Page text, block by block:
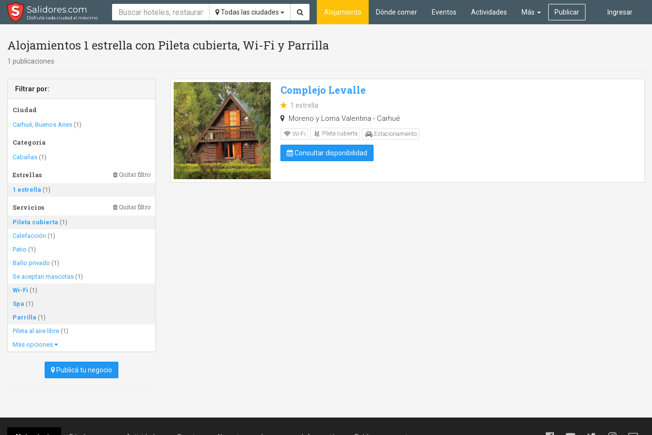
Salidores.com
Disfrutá cada ciudad al máximo
Todas las ciudades Ingresar
Alojamiento Dónde comer Eventos Actividades Más Publicar
Alojamientos 1 estrella con Pileta cubierta, Wi-Fi y Parrilla
1 publicaciones
Filtrar por:
Ciudad
Carhué, Buenos Aires (1)
Categoría
Cabañas (1)
Estrellas Quitar filtro
1 estrella (1)
Servicios Quitar filtro
Pileta cubierta (1)
Calefacción (1)
Patio (1)
Baño privado (1)
Se aceptan mascotas (1)
Wi-Fi (1)
Spa (1)
Parrilla (1)
Pileta al aire libre (1)
Más opciones
Publicá tu negocio
Complejo Levalle
1 estrella
Moreno y Loma Valentina - Carhué
Wi-Fi Pileta cubierta Estacionamiento
Consultar disponibilidad